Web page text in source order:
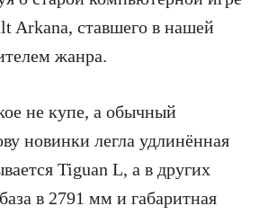
Arkana, ставшего в нашей
жанра.
не купе, а обычный
новинки легла удлинённая
Tiguan L, а в других
в 2791 мм и габаритная